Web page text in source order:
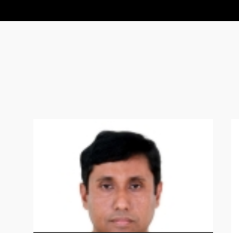
Kazi Mohammad
Mahbubur Rahma্‌n ,
professor, Department
of political science